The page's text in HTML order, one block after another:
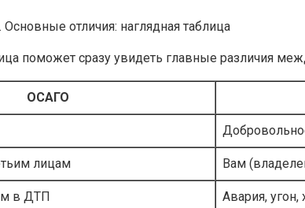
поможет сразу увидеть главные различия
ОСАГО
лицам Вам
в ДТП Авария,